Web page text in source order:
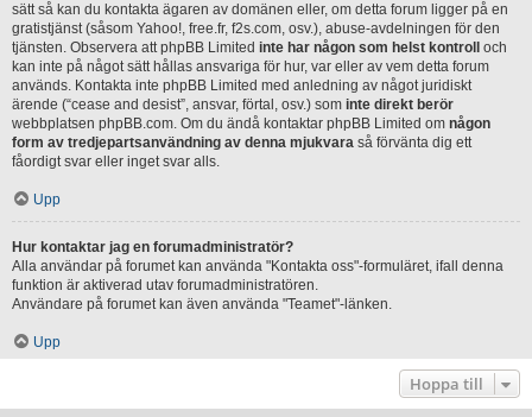
sätt så kan du kontakta ägaren av domänen eller, om detta forum ligger på en
gratistjänst (såsom Yahoo!, free.fr, f2s.com, osv.), abuse-avdelningen för den
tjänsten. Observera att phpBB Limited inte har någon som helst kontroll
och
kan inte på något sätt hållas ansvariga för hur, var eller av vem detta forum
används. Kontakta inte phpBB Limited med anledning av något juridiskt
ärende (“cease and desist”, ansvar, förtal, osv.) som inte direkt berör
webbplatsen phpBB.com. Om du ändå kontaktar phpBB Limited om någon
form av tredjepartsanvändning av denna mjukvara så förvänta dig ett
fåordigt svar eller inget svar alls.
Upp
Hur kontaktar jag en forumadministratör?
Alla användar på forumet kan använda "Kontakta oss"-formuläret, ifall denna
funktion är aktiverad utav forumadministratören.
Användare på forumet kan även använda "Teamet"-länken.
Upp
Hoppa till